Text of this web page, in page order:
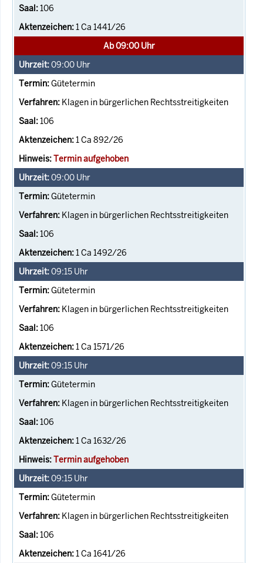
106
1 Ca 1441/26
Ab 09:00 Uhr
09:00 Uhr
Gütetermin
Klagen in bürgerlichen Rechtsstreitigkeiten
106
1 Ca 892/26
Termin aufgehoben
09:00 Uhr
Gütetermin
Klagen in bürgerlichen Rechtsstreitigkeiten
106
1 Ca 1492/26
09:15 Uhr
Gütetermin
Klagen in bürgerlichen Rechtsstreitigkeiten
106
1 Ca 1571/26
09:15 Uhr
Gütetermin
Klagen in bürgerlichen Rechtsstreitigkeiten
106
1 Ca 1632/26
Termin aufgehoben
09:15 Uhr
Gütetermin
Klagen in bürgerlichen Rechtsstreitigkeiten
106
1 Ca 1641/26